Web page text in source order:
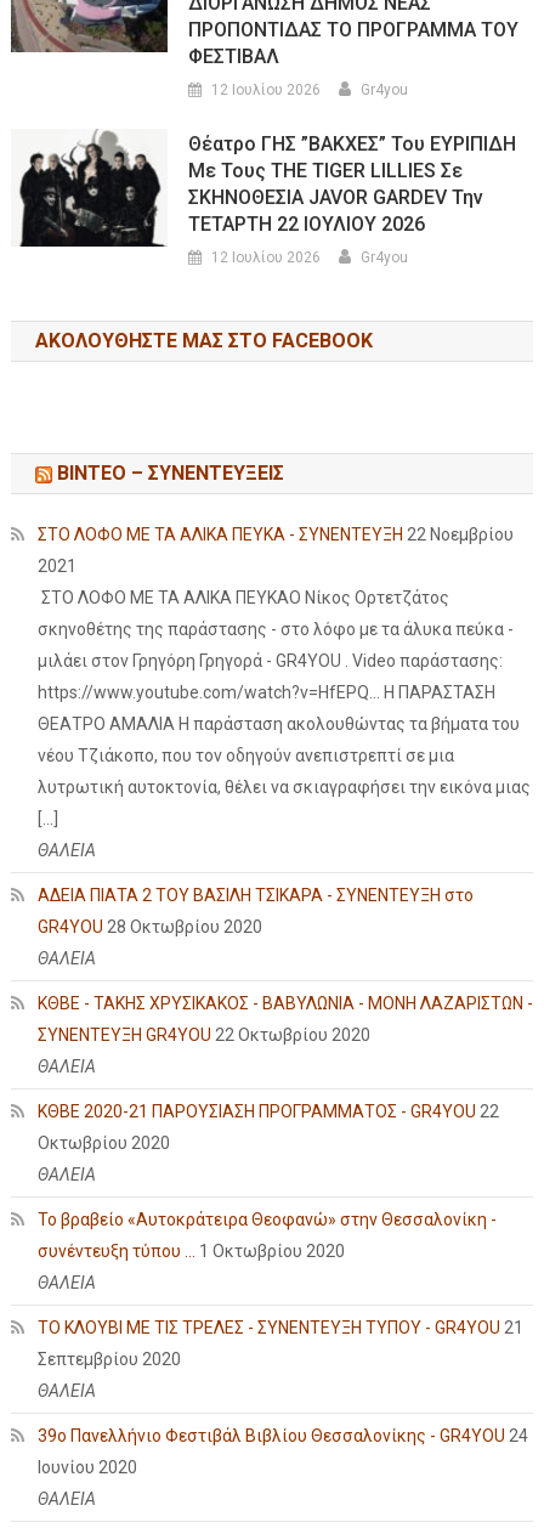
ΠΡΟΠΟΝΤΙΔΑΣ ΤΟ ΠΡΟΓΡΑΜΜΑ ΤΟΥ
ΦΕΣΤΙΒΑΛ
12 Ιουλίου 2026 Gr4you
Θέατρο ΓΗΣ ”ΒΑΚΧΕΣ” Του ΕΥΡΙΠΙΔΗ
Με Τους THE TIGER LILLIES Σε
ΣΚΗΝΟΘΕΣΙΑ JAVOR GARDEV Την
ΤΕΤΑΡΤΗ 22 ΙΟΥΛΙΟΥ 2026
12 Ιουλίου 2026 Gr4you
ΑΚΟΛΟΥΘΉΣΤΕ ΜΑΣ ΣΤΟ FACEBOOK
ΒΙΝΤΕΟ – ΣΥΝΕΝΤΕΥΞΕΙΣ
ΣΤΟ ΛΟΦΟ ΜΕ ΤΑ ΑΛΙΚΑ ΠΕΥΚΑ - ΣΥΝΕΝΤΕΥΞΗ 22 Νοεμβρίου
2021
ΣΤΟ ΛΟΦΟ ΜΕ ΤΑ ΑΛΙΚΑ ΠΕΥΚΑΟ Νίκος Ορτετζάτος
σκηνοθέτης της παράστασης - στο λόφο με τα άλυκα πεύκα -
μιλάει στον Γρηγόρη Γρηγορά - GR4YOU . Video παράστασης:
https://www.youtube.com/watch?v=HfEPQ... Η ΠΑΡΑΣΤΑΣΗ
ΘΕΑΤΡΟ ΑΜΑΛΙΑ Η παράσταση ακολουθώντας τα βήματα του
νέου Τζιάκοπο, που τον οδηγούν ανεπιστρεπτί σε μια
λυτρωτική αυτοκτονία, θέλει να σκιαγραφήσει την εικόνα μιας
ΘΑΛΕΙΑ
ΑΔΕΙΑ ΠΙΑΤΑ 2 ΤΟΥ ΒΑΣΙΛΗ ΤΣΙΚΑΡΑ - ΣΥΝΕΝΤΕΥΞΗ στο
GR4YOU 28 Οκτωβρίου 2020
ΘΑΛΕΙΑ
ΚΘΒΕ - ΤΑΚΗΣ ΧΡΥΣΙΚΑΚΟΣ - ΒΑΒΥΛΩΝΙΑ - ΜΟΝΗ ΛΑΖΑΡΙΣΤΩΝ -
ΣΥΝΕΝΤΕΥΞΗ GR4YOU 22 Οκτωβρίου 2020
ΘΑΛΕΙΑ
ΚΘΒΕ 2020-21 ΠΑΡΟΥΣΙΑΣΗ ΠΡΟΓΡΑΜΜΑΤΟΣ - GR4YOU 22
Οκτωβρίου 2020
ΘΑΛΕΙΑ
Το βραβείο «Αυτοκράτειρα Θεοφανώ» στην Θεσσαλονίκη -
συνέντευξη τύπου ...
1 Οκτωβρίου 2020
ΘΑΛΕΙΑ
ΤΟ ΚΛΟΥΒΙ ΜΕ ΤΙΣ ΤΡΕΛΕΣ - ΣΥΝΕΝΤΕΥΞΗ ΤΥΠΟΥ - GR4YOU 21
Σεπτεμβρίου 2020
ΘΑΛΕΙΑ
39ο Πανελλήνιο Φεστιβάλ Βιβλίου Θεσσαλονίκης - GR4YOU 24
Ιουνίου 2020
ΘΑΛΕΙΑ